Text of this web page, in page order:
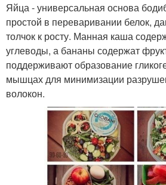
Яйца - универсальная основа
простой в переваривании белок,
толчок к росту. Манная каша
углеводы, а бананы содержат
поддерживают образование
мышцах для минимизации
волокон.